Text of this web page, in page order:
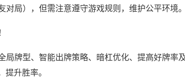
对局），但需注意遵守游戏规则，维护公平环境。
局牌型、智能出牌策略、暗杠优化、提高好牌率
升胜率。